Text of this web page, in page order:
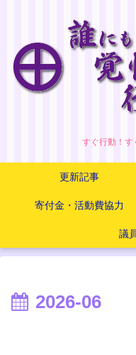
すぐ行動！す
更新記事
寄付金・活動費協力
議
2026-06